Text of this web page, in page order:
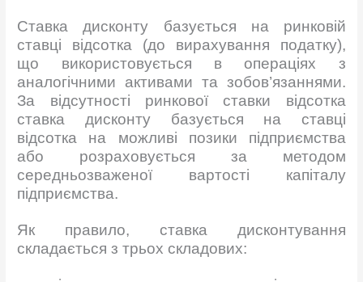
Ставка дисконту базується на ринковій
ставці відсотка (до вирахування податку),
що використовується в операціях з
аналогічними активами та зобов’язаннями.
За відсутності ринкової ставки відсотка
ставка дисконту базується на ставці
відсотка на можливі позики підприємства
або розраховується за методом
середньозваженої вартості капіталу
підприємства.
Як правило, ставка дисконтування
складається з трьох складових: